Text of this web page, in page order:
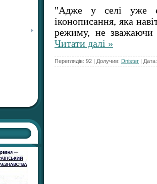
"Адже у селі уже є
іконописання, яка
режиму, не
Читати далі »
Переглядів: 92 | Долучив: Dnister |